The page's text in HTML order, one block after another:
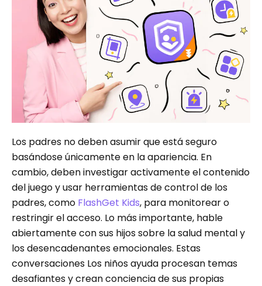
Los padres no deben asumir que está seguro
basándose únicamente en la apariencia. En
cambio, deben investigar activamente el contenido
del juego y usar herramientas de control de los
padres, como FlashGet Kids, para monitorear o
restringir el acceso. Lo más importante, hable
abiertamente con sus hijos sobre la salud mental y
los desencadenantes emocionales. Estas
conversaciones Los niños ayuda procesan temas
desafiantes y crean conciencia de sus propias